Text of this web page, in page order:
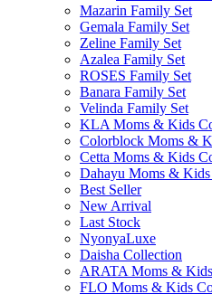
Mazarin Family Set
Gemala Family Set
Zeline Family Set
Azalea Family Set
ROSES Family Set
Banara Family Set
Velinda Family Set
KLA Moms & Kids
Colorblock Moms &
Cetta Moms & Kids
Dahayu Moms &
Best Seller
New Arrival
Last Stock
NyonyaLuxe
Daisha Collection
ARATA Moms &
FLO Moms & Kids